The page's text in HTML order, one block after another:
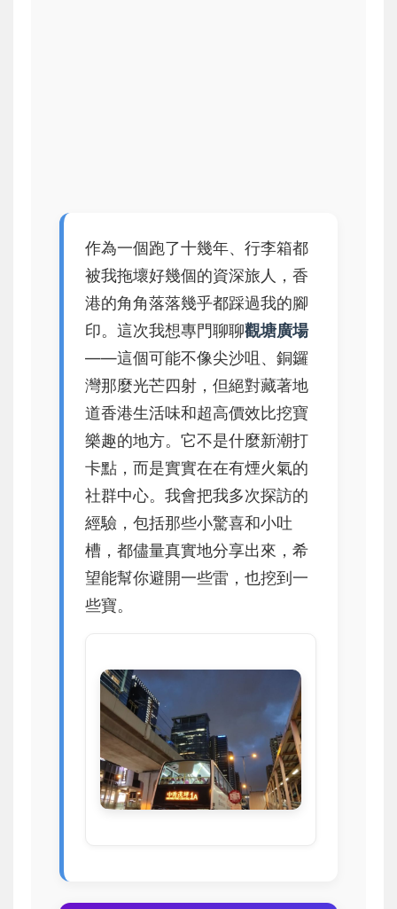
作為一個跑了十幾年、行李箱都
被我拖壞好幾個的資深旅人，香
港的角角落落幾乎都踩過我的腳
印。這次我想專門聊聊觀塘廣場
——這個可能不像尖沙咀、銅鑼
灣那麼光芒四射，但絕對藏著地
道香港生活味和超高價效比挖寶
樂趣的地方。它不是什麼新潮打
卡點，而是實實在在有煙火氣的
社群中心。我會把我多次探訪的
經驗，包括那些小驚喜和小吐
槽，都儘量真實地分享出來，希
望能幫你避開一些雷，也挖到一
些寶。